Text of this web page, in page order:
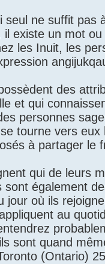
seul ne suffit pas
il existe un mot
les Inuit, les
des
et qui
personnes
tourne vers
à partager le
qui de leurs
également
jour où ils
au
sont quand
(Ontario)